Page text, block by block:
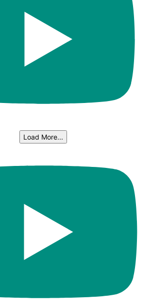
Load More...